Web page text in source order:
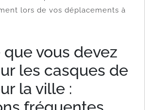
lors de vos déplacements à
que vous devez
les casques de
la ville :